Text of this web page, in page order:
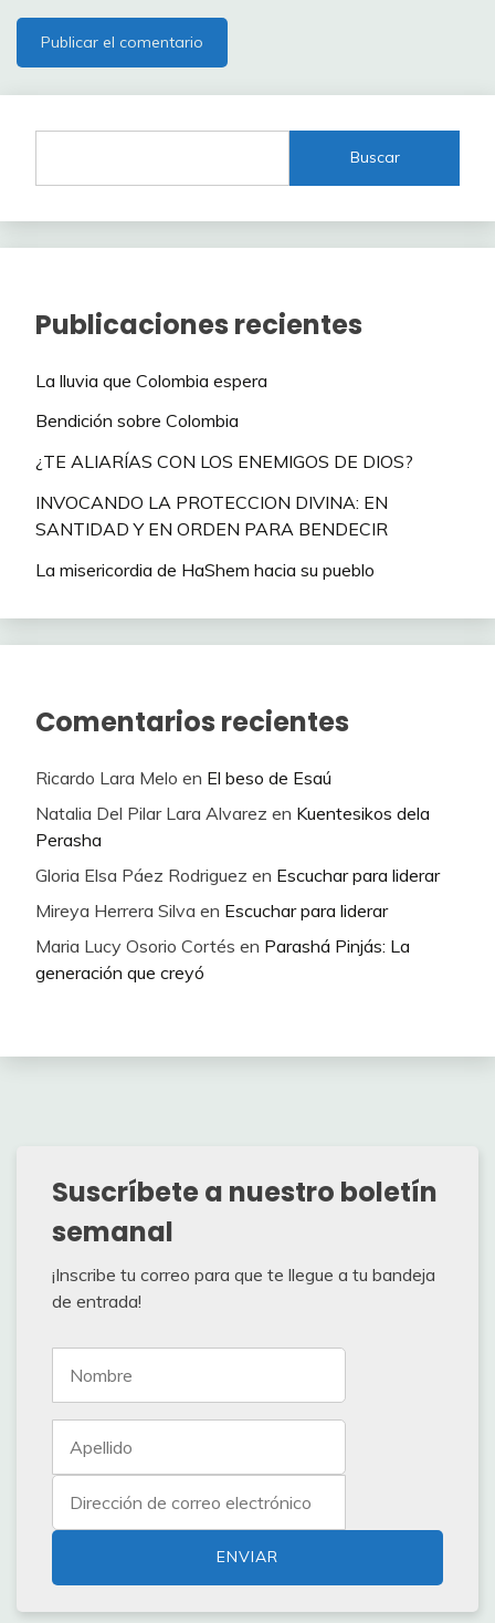
Buscar
Publicaciones recientes
La lluvia que Colombia espera
Bendición sobre Colombia
¿TE ALIARÍAS CON LOS ENEMIGOS DE DIOS?
INVOCANDO LA PROTECCION DIVINA: EN
SANTIDAD Y EN ORDEN PARA BENDECIR
La misericordia de HaShem hacia su pueblo
Comentarios recientes
Ricardo Lara Melo en El beso de Esaú
Natalia Del Pilar Lara Alvarez en Kuentesikos dela
Perasha
Gloria Elsa Páez Rodriguez en Escuchar para liderar
Mireya Herrera Silva en Escuchar para liderar
Maria Lucy Osorio Cortés en Parashá Pinjás: La
generación que creyó
Suscríbete a nuestro boletín
semanal
¡Inscribe tu correo para que te llegue a tu bandeja
de entrada!